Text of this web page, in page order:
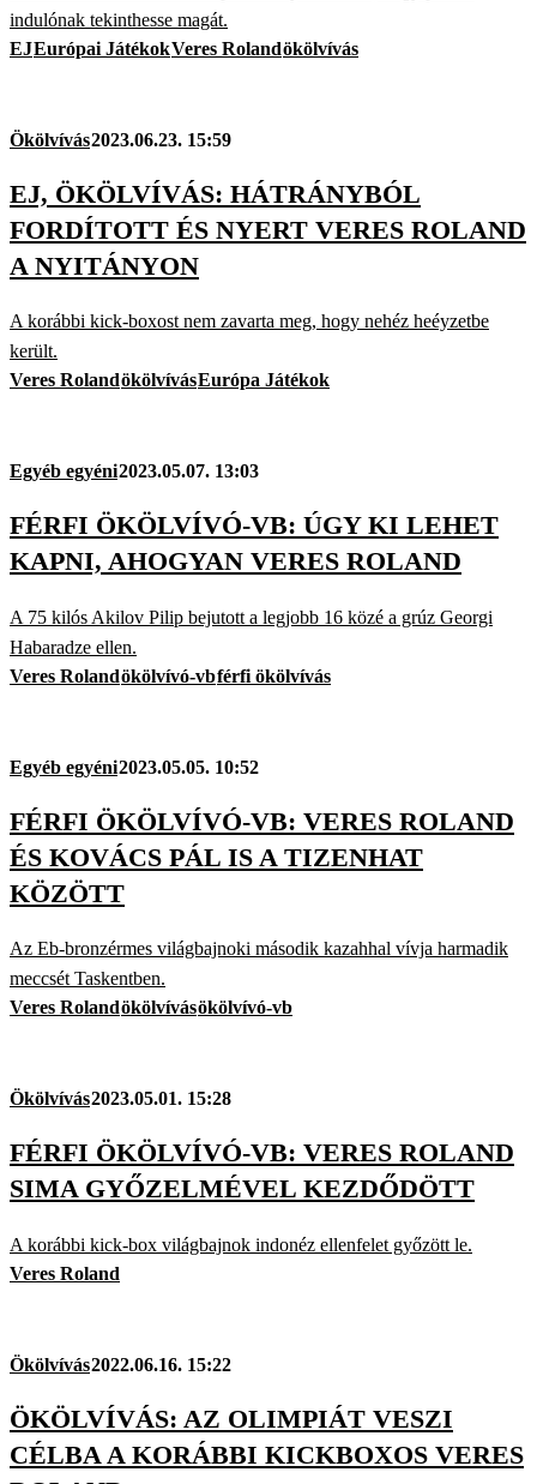
indulónak tekinthesse magát.
EJEurópai JátékokVeres Rolandökölvívás
Ökölvívás2023.06.23. 15:59
EJ, ÖKÖLVÍVÁS: HÁTRÁNYBÓL
FORDÍTOTT ÉS NYERT VERES ROLAND
A NYITÁNYON
A korábbi kick-boxost nem zavarta meg, hogy nehéz heéyzetbe
került.
Veres RolandökölvívásEurópa Játékok
Egyéb egyéni2023.05.07. 13:03
FÉRFI ÖKÖLVÍVÓ-VB: ÚGY KI LEHET
KAPNI, AHOGYAN VERES ROLAND
A 75 kilós Akilov Pilip bejutott a legjobb 16 közé a grúz Georgi
Habaradze ellen.
Veres Rolandökölvívó-vbférfi ökölvívás
Egyéb egyéni2023.05.05. 10:52
FÉRFI ÖKÖLVÍVÓ-VB: VERES ROLAND
ÉS KOVÁCS PÁL IS A TIZENHAT
KÖZÖTT
Az Eb-bronzérmes világbajnoki második kazahhal vívja harmadik
meccsét Taskentben.
Veres Rolandökölvívásökölvívó-vb
Ökölvívás2023.05.01. 15:28
FÉRFI ÖKÖLVÍVÓ-VB: VERES ROLAND
SIMA GYŐZELMÉVEL KEZDŐDÖTT
A korábbi kick-box világbajnok indonéz ellenfelet győzött le.
Veres Roland
Ökölvívás2022.06.16. 15:22
ÖKÖLVÍVÁS: AZ OLIMPIÁT VESZI
CÉLBA A KORÁBBI KICKBOXOS VERES